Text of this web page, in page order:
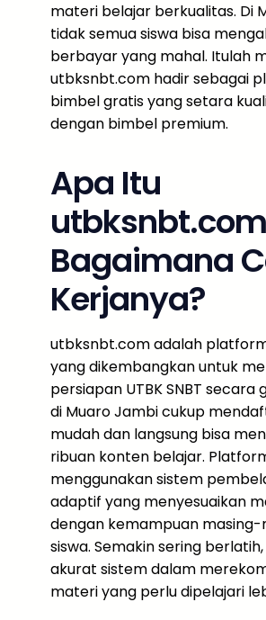
materi belajar berkualitas. Di
tidak semua siswa bisa
berbayar yang mahal. Itulah
utbksnbt.com hadir sebagai
bimbel gratis yang setara
dengan bimbel premium.
Apa Itu
Bagaimana
Kerjanya?
utbksnbt.com adalah
yang dikembangkan untuk
persiapan UTBK SNBT secara
di Muaro Jambi cukup
mudah dan langsung bisa
ribuan konten belajar.
menggunakan sistem
adaptif yang menyesuaikan
dengan kemampuan masing-
siswa. Semakin sering
akurat sistem dalam
materi yang perlu dipelajari